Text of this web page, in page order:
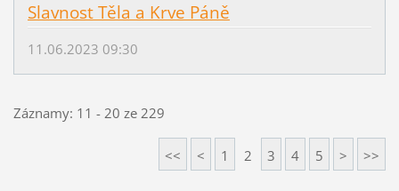
Slavnost Těla a Krve Páně
11.06.2023 09:30
Záznamy: 11 - 20 ze 229
<< < 1 2 3 4 5 > >>